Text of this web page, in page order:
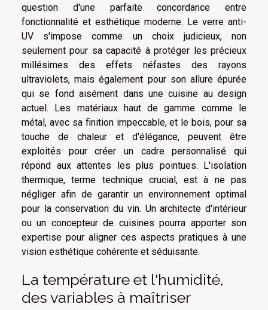
question d'une parfaite concordance entre
fonctionnalité et esthétique moderne. Le verre anti-
UV s'impose comme un choix judicieux, non
seulement pour sa capacité à protéger les précieux
millésimes des effets néfastes des rayons
ultraviolets, mais également pour son allure épurée
qui se fond aisément dans une cuisine au design
actuel. Les matériaux haut de gamme comme le
métal, avec sa finition impeccable, et le bois, pour sa
touche de chaleur et d'élégance, peuvent être
exploités pour créer un cadre personnalisé qui
répond aux attentes les plus pointues. L'isolation
thermique, terme technique crucial, est à ne pas
négliger afin de garantir un environnement optimal
pour la conservation du vin. Un architecte d'intérieur
ou un concepteur de cuisines pourra apporter son
expertise pour aligner ces aspects pratiques à une
vision esthétique cohérente et séduisante.
La température et l'humidité,
des variables à maîtriser